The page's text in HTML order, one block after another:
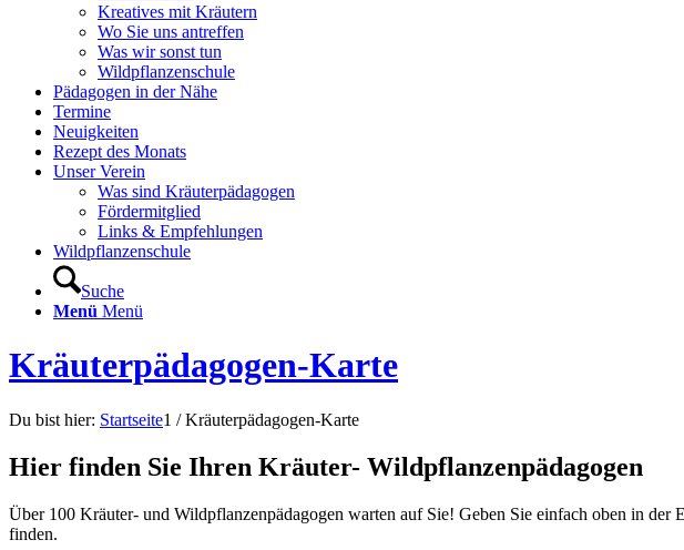
Kreatives mit Kräutern
Wo Sie uns antreffen
Was wir sonst tun
Wildpflanzenschule
Pädagogen in der Nähe
Termine
Neuigkeiten
Rezept des Monats
Unser Verein
Was sind Kräuterpädagogen
Fördermitglied
Links & Empfehlungen
Wildpflanzenschule
Suche
Menü Menü
Kräuterpädagogen-Karte
Du bist hier: Startseite1 / Kräuterpädagogen-Karte
Hier finden Sie Ihren Kräuter- Wildpflanzenpädagogen
Über 100 Kräuter- und Wildpflanzenpädagogen warten auf Sie! Geben Sie einfach oben in
finden.